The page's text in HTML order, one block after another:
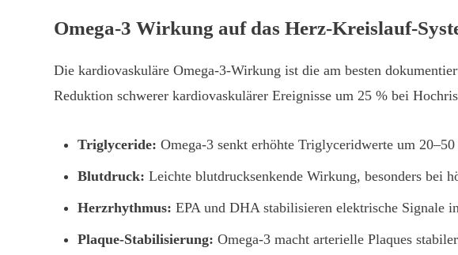
Omega-3 Wirkung auf das Herz-Kreislauf-
Die kardiovaskuläre Omega-3-Wirkung ist die am besten
Reduktion schwerer kardiovaskulärer Ereignisse um 25 % bei
Triglyceride: Omega-3 senkt erhöhte Triglyceridwerte um
Blutdruck: Leichte blutdrucksenkende Wirkung, besonders bei
Herzrhythmus: EPA und DHA stabilisieren elektrische Signale
Plaque-Stabilisierung: Omega-3 macht arterielle Plaques